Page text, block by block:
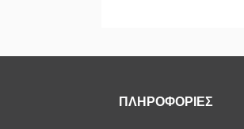
ΠΛΗΡΟΦΟΡΙΕΣ